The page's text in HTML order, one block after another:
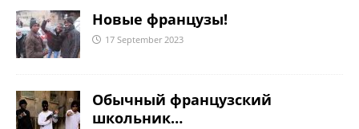
Новые французы!
17 September 2023
Обычный французский
школьник…